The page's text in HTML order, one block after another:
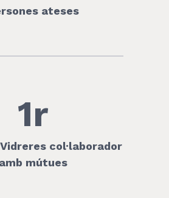
ateses
1r
col·laborador
amb mútues